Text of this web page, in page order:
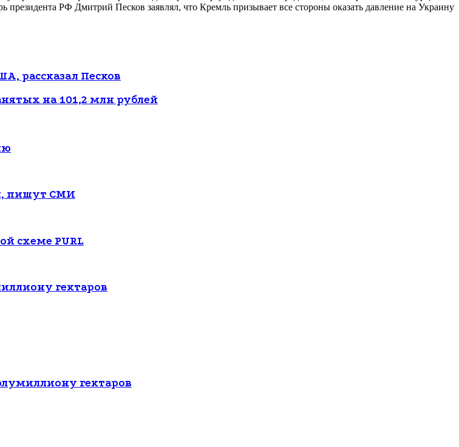
президента РФ Дмитрий Песков заявлял, что Кремль призывает все стороны оказать давление на Украину
рассказал Песков
на 101,2 млн рублей
пишут СМИ
схеме PURL
гектаров
гектаров